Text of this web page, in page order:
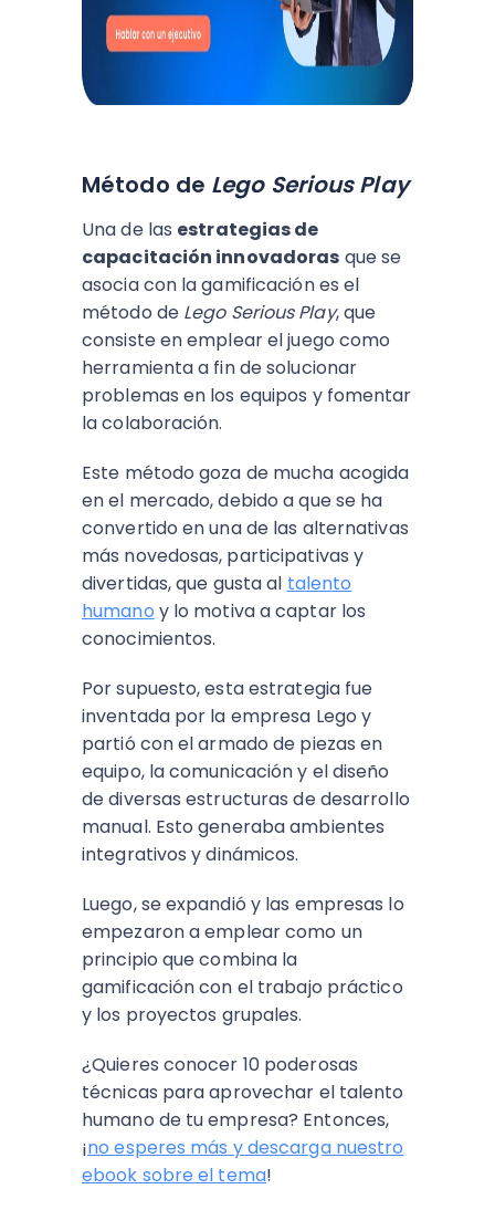
Método de Lego Serious Play
Una de las estrategias de
capacitación innovadoras que se
asocia con la gamificación es el
método de Lego Serious Play, que
consiste en emplear el juego como
herramienta a fin de solucionar
problemas en los equipos y fomentar
la colaboración.
Este método goza de mucha acogida
en el mercado, debido a que se ha
convertido en una de las alternativas
más novedosas, participativas y
divertidas, que gusta al talento
humano y lo motiva a captar los
conocimientos.
Por supuesto, esta estrategia fue
inventada por la empresa Lego y
partió con el armado de piezas en
equipo, la comunicación y el diseño
de diversas estructuras de desarrollo
manual. Esto generaba ambientes
integrativos y dinámicos.
Luego, se expandió y las empresas lo
empezaron a emplear como un
principio que combina la
gamificación con el trabajo práctico
y los proyectos grupales.
¿Quieres conocer 10 poderosas
técnicas para aprovechar el talento
humano de tu empresa? Entonces,
¡no esperes más y descarga nuestro
ebook sobre el tema!